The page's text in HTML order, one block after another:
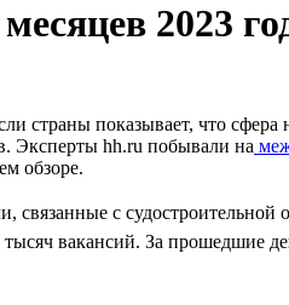
2023
страны показывает, что
Эксперты hh.ru побывали на
обзоре.
связанные с
вакансий. За прошедшие